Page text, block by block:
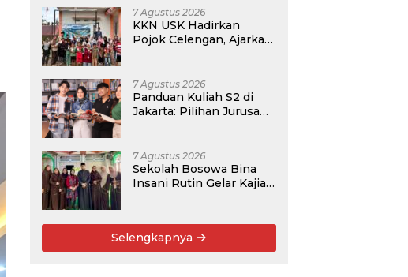
7 Agustus 2026
KKN USK Hadirkan
Pojok Celengan, Ajarkan
7 Agustus 2026
Panduan Kuliah S2 di
Jakarta: Pilihan Jurusan,
7 Agustus 2026
Sekolah Bosowa Bina
Insani Rutin Gelar Kajian
Umum
Selengkapnya